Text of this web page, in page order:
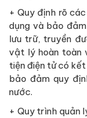
+ Quy định rõ
dụng và bảo
lưu trữ, truyền
vật lý hoàn toàn
tiện điện tử có
bảo đảm quy
nước.
+ Quy trình quản